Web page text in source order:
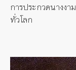
การประกวดนางง
ทั่วโลก